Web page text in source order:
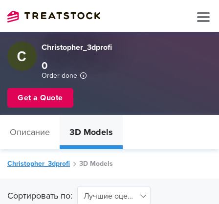
Christopher_3dprofi
0
Order done
Get a Quote
Описание 3D Models
Christopher_3dprofi 3D Models
Сортировать по: Лучшие оценки